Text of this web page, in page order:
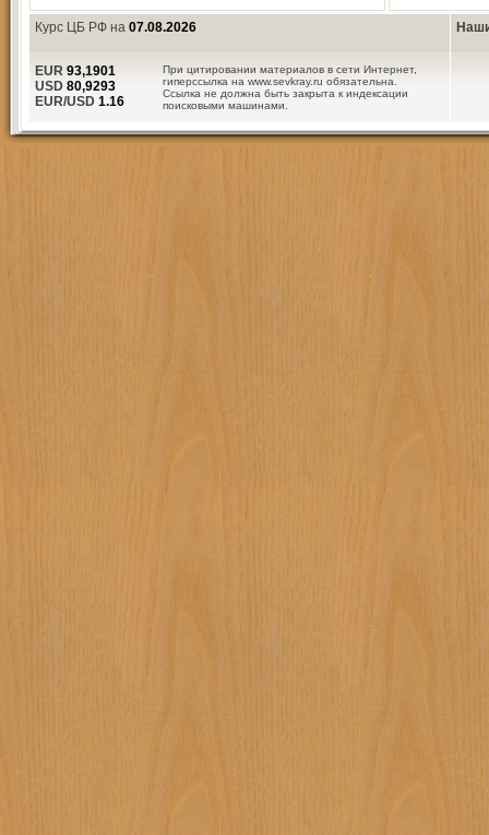
Курс ЦБ РФ на 07.08.2026
При цитировании материалов в сети Интернет,
гиперссылка на www.sevkray.ru обязательна.
Ссылка не должна быть закрыта к индексации
поисковыми машинами.
EUR 93,1901
USD 80,9293
EUR/USD 1.16